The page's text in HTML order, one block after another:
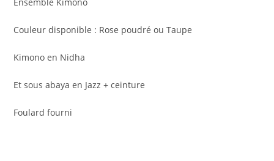
Couleur disponible : Rose poudré ou Taupe
Kimono en Nidha
Et sous abaya en Jazz + ceinture
Foulard fourni